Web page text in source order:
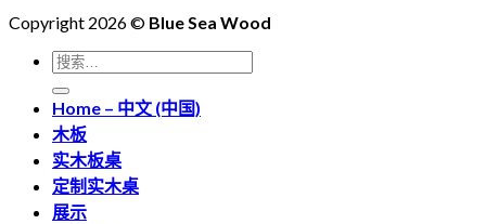
式
插
座
设
边
吧
台
桌
雨
板，
入
案
例
顾：
树
原
Copyright 2026 © Blue Sea Wood
搜
索：
Home – 中文 (中国)
木板
实木板桌
定制实木桌
展示